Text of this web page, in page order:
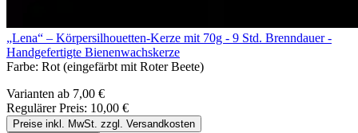
„Lena“ – Körpersilhouetten-Kerze mit 70g - 9 Std. Brenndauer -
Handgefertigte Bienenwachskerze
Farbe: Rot (eingefärbt mit Roter Beete)
Varianten ab 7,00 €
Regulärer Preis: 10,00 €
Preise inkl. MwSt. zzgl. Versandkosten